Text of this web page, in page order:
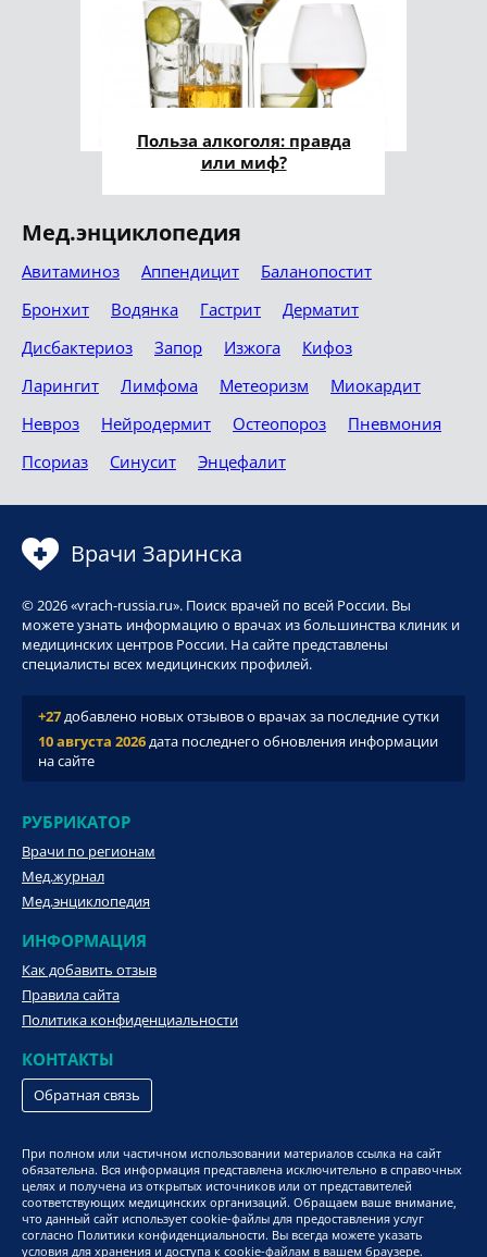
Польза алкоголя: правда
или миф?
Мед.энциклопедия
Авитаминоз Аппендицит
Баланопостит
Бронхит
Водянка Гастрит
Дерматит
Дисбактериоз
Запор Изжога
Кифоз
Ларингит
Лимфома Метеоризм
Миокардит
Невроз
Нейродермит Остеопороз
Пневмония
Псориаз
Синусит Энцефалит
Врачи Заринска
© 2026 «vrach-russia.ru». Поиск врачей по всей России. Вы
можете узнать информацию о врачах из большинства клиник и
медицинских центров России. На сайте представлены
специалисты всех медицинских профилей.
+27добавлено новых отзывов о врачах за последние сутки
10 августа 2026дата последнего обновления информации
на сайте
РУБРИКАТОР
Врачи по регионам
Мед.журнал
Мед.энциклопедия
ИНФОРМАЦИЯ
Как добавить отзыв
Правила сайта
Политика конфиденциальности
КОНТАКТЫ
Обратная связь
При полном или частичном использовании материалов ссылка на сайт
обязательна. Вся информация представлена исключительно в справочных
целях и получена из открытых источников или от представителей
соответствующих медицинских организаций. Обращаем ваше внимание,
что данный сайт использует cookie-файлы для предоставления услуг
согласно Политики конфиденциальности. Вы всегда можете указать
условия для хранения и доступа к cookie-файлам в вашем браузере.